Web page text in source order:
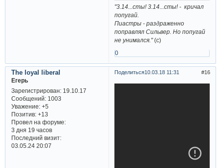
"3.14...сты! 3.14...сты! - кричал
попугай.
Пиастры - раздраженно
поправлял Сильвер. Но попугай
не унимался."(с)
0
Поделиться 16
10.03.18 11:31
The loyal liberal
Егерь
Зарегистрирован: 19.10.17
Сообщений:1003
Уважение: +5
Позитив: +13
Провел на форуме:
3 дня 19 часов
Последний визит:
03.05.24 20:07